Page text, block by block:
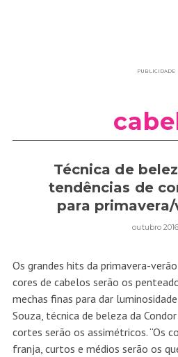
PUBLICIDADE
Técnica de
tendências de
para primavera/
outubro 2016
Os grandes hits da primavera-
cores de cabelos serão os
mechas finas para dar
Souza, técnica de beleza da
cortes serão os assimétricos. “Os
franja, curtos e médios serão os